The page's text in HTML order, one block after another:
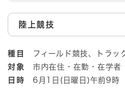
陸上競技
種目
フィールド競技、トラッ
対象
市内在住・在勤・在学者
日時 6月1日(日曜日)午前9時